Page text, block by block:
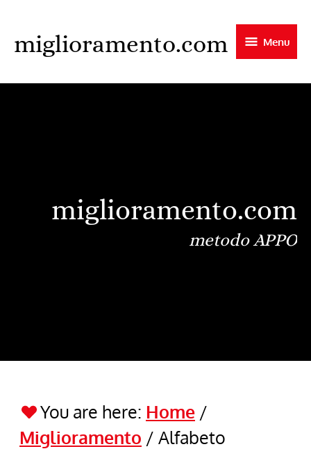
to
content
miglioramento.com Menu
miglioramento.com
metodo APPO
You are here: Home /
Miglioramento / Alfabeto